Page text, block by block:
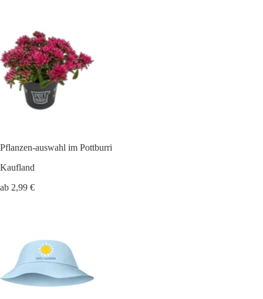
Pflanzen-auswahl im Pottburri
Kaufland
ab 2,99 €